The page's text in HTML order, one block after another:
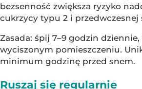
bezsenność zwiększa ryzyko
cukrzycy typu 2 i przedwczesnej
Zasada: śpij 7–9 godzin
wyciszonym pomieszczeniu.
minimum godzinę przed snem.
Ruszaj się regularnie